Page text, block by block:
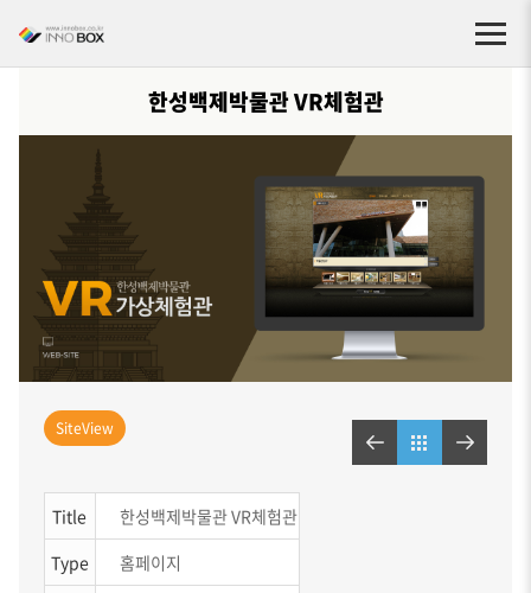
한성백제박물관 VR체험관
SiteView
Title
한성백제박물관 VR체험관
Type
홈페이지